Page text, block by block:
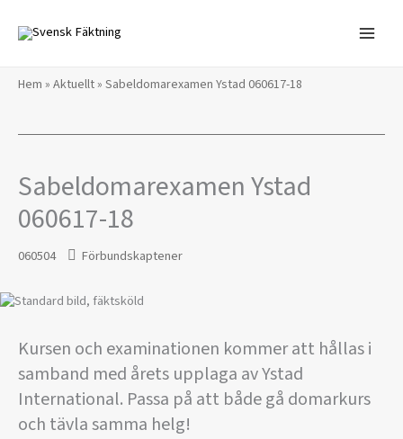
innehåll
Hem » Aktuellt» Sabeldomarexamen Ystad 060617-18
Sabeldomarexamen Ystad
060617-18
060504 Förbundskaptener
Kursen och examinationen kommer att hållas i
samband med årets upplaga av Ystad
International. Passa på att både gå domarkurs
och tävla samma helg!